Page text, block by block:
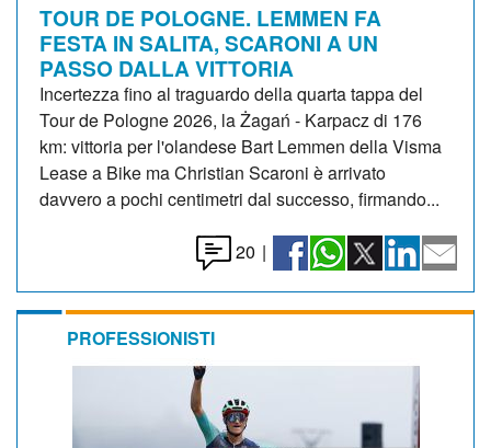
TOUR DE POLOGNE. LEMMEN FA
FESTA IN SALITA, SCARONI A UN
PASSO DALLA VITTORIA
Incertezza fino al traguardo della quarta tappa del
Tour de Pologne 2026, la Żagań - Karpacz di 176
km: vittoria per l'olandese Bart Lemmen della Visma
Lease a Bike ma Christian Scaroni è arrivato
davvero a pochi centimetri dal successo, firmando...
20 |
PROFESSIONISTI